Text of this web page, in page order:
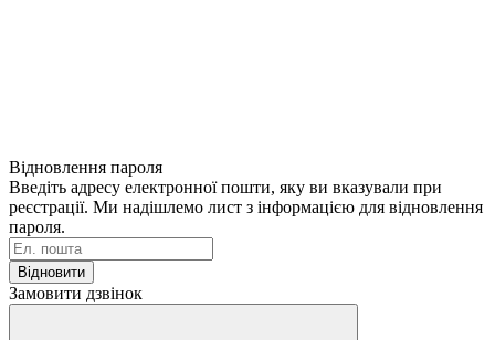
Відновлення пароля
Введіть адресу електронної пошти, яку ви вказували при
реєстрації. Ми надішлемо лист з інформацією для відновлення
пароля.
Відновити
Замовити дзвінок